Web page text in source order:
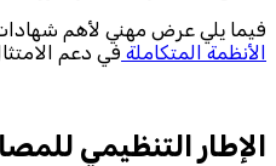
فيما يلي عرض مهني لأهم شهادات
الأنظمة المتكاملة في دعم
الإطار التنظيمي